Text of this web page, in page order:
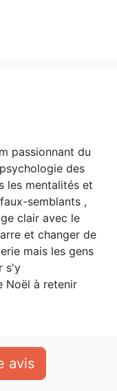
passionnant du
des
les mentalités et
semblants ,
clair avec le
et changer de
mais les gens
s'y
Noël à retenir
avis